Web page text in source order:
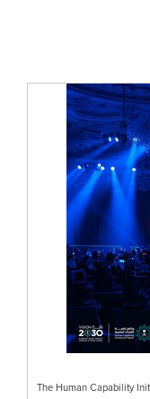
The Human Capability